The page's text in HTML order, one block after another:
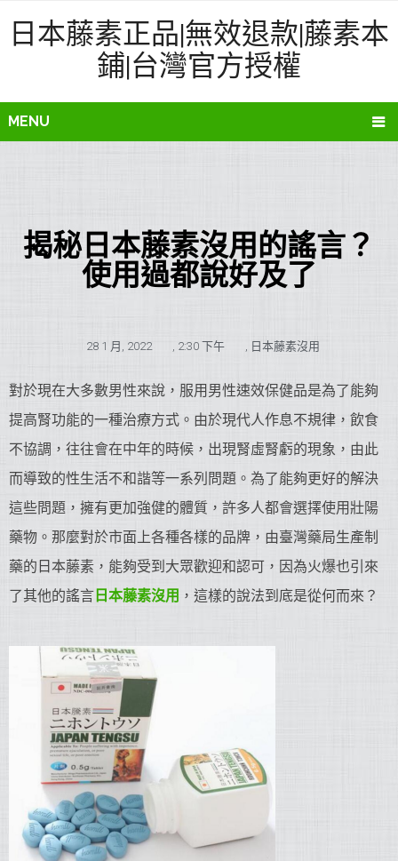
日本藤素正品|無效退款|藤素本
鋪|台灣官方授權
MENU
揭秘日本藤素沒用的謠言？
使用過都說好及了
28 1 月, 2022 , 2:30 下午 , 日本藤素沒用
對於現在大多數男性來說，服用男性速效保健品是為了能夠
提高腎功能的一種治療方式。由於現代人作息不規律，飲食
不協調，往往會在中年的時候，出現腎虛腎虧的現象，由此
而導致的性生活不和諧等一系列問題。為了能夠更好的解決
這些問題，擁有更加強健的體質，許多人都會選擇使用壯陽
藥物。那麼對於市面上各種各樣的品牌，由臺灣藥局生產制
藥的日本藤素，能夠受到大眾歡迎和認可，因為火爆也引來
了其他的謠言 日本藤素沒用 ，這樣的說法到底是從何而來？